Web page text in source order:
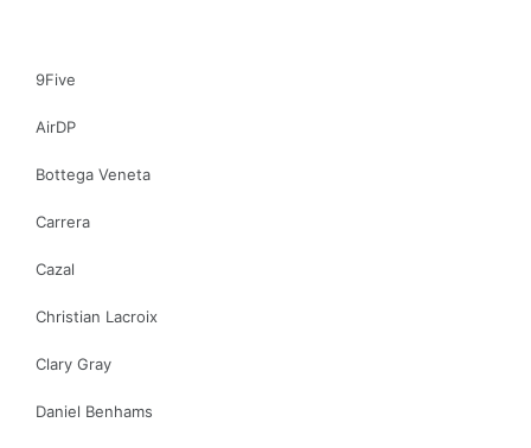
9Five
AirDP
Bottega Veneta
Carrera
Cazal
Christian Lacroix
Clary Gray
Daniel Benhams